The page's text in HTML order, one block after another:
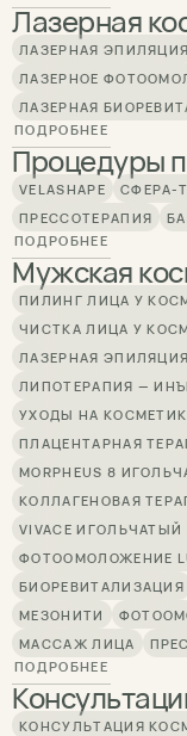
Лазерная
ЛАЗЕРНАЯ ЭПИЛЯЦИЯ
ЛАЗЕРНОЕ
ЛАЗЕРНАЯ
ПОДРОБНЕЕ
Процедуры
VELASHAPE СФЕРА-
ПРЕССОТЕРАПИЯ
ПОДРОБНЕЕ
Мужская
ПИЛИНГ ЛИЦА У
ЧИСТКА ЛИЦА У
ЛАЗЕРНАЯ
ЛИПОТЕРАПИЯ —
УХОДЫ НА
ПЛАЦЕНТАРНАЯ
MORPHEUS 8
КОЛЛАГЕНОВАЯ
VIVACE
ФОТООМОЛОЖЕНИЕ
БИОРЕВИТАЛИЗАЦИЯ
МЕЗОНИТИ
МАССАЖ ЛИЦА
ПОДРОБНЕЕ
КОНСУЛЬТАЦИЯ